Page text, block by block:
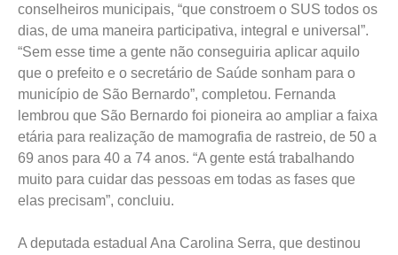
conselheiros municipais, “que constroem o SUS todos os
dias, de uma maneira participativa, integral e universal”.
“Sem esse time a gente não conseguiria aplicar aquilo
que o prefeito e o secretário de Saúde sonham para o
município de São Bernardo”, completou. Fernanda
lembrou que São Bernardo foi pioneira ao ampliar a faixa
etária para realização de mamografia de rastreio, de 50 a
69 anos para 40 a 74 anos. “A gente está trabalhando
muito para cuidar das pessoas em todas as fases que
elas precisam”, concluiu.
A deputada estadual Ana Carolina Serra, que destinou